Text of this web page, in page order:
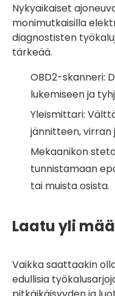
Nykyaikaiset
monimutkaisilla
diagnostisten
tärkeää.
OBD2-skanneri:
lukemiseen ja
Yleismittari:
jännitteen, virran
Mekaanikon
tunnistamaan
tai muista osista.
Laatu yli
Vaikka saattaakin
edullisia